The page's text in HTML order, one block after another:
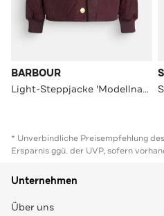
BARBOUR
Light-Steppjacke 'Modellname' bordeaux
* Unverbindliche Preisempfehlung
Ersparnis ggü. der UVP, sofern
Unternehmen
Über uns